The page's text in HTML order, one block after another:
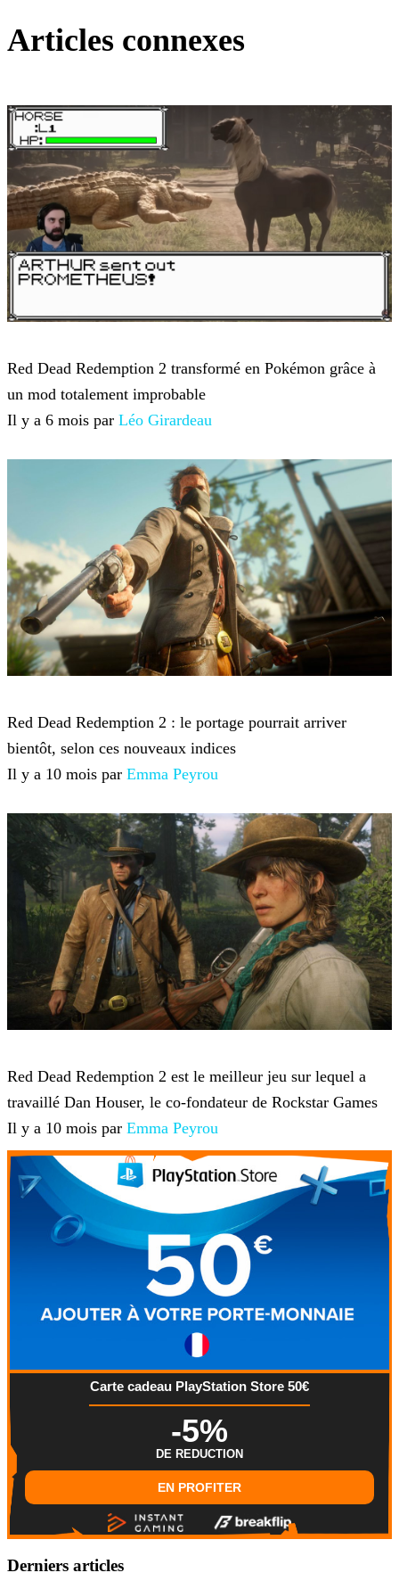
Articles connexes
Red Dead Redemption 2 transformé en Pokémon grâce à
un mod totalement improbable
Il y a 6 mois par Léo Girardeau
Red Dead Redemption 2 : le portage pourrait arriver
bientôt, selon ces nouveaux indices
Il y a 10 mois par Emma Peyrou
Red Dead Redemption 2 est le meilleur jeu sur lequel a
travaillé Dan Houser, le co-fondateur de Rockstar Games
Il y a 10 mois par Emma Peyrou
Carte cadeau PlayStation Store 50€
-5%
DE REDUCTION
EN PROFITER
Derniers articles